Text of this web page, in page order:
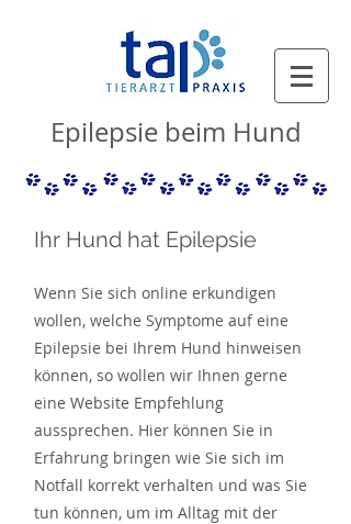
Epilepsie beim Hund
Ihr Hund hat Epilepsie
Wenn Sie sich online erkundigen
wollen, welche Symptome auf eine
Epilepsie bei Ihrem Hund hinweisen
können, so wollen wir Ihnen gerne
eine Website Empfehlung
aussprechen. Hier können Sie in
Erfahrung bringen wie Sie sich im
Notfall korrekt verhalten und was Sie
tun können, um im Alltag mit der